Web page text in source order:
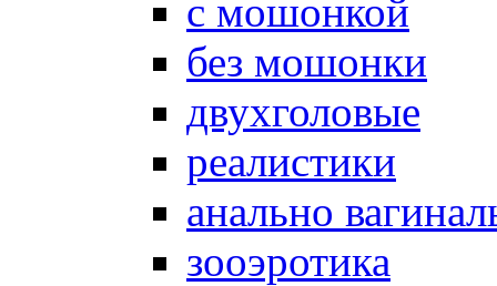
с мошонкой
без мошонки
двухголовые
реалистики
анально
зооэротика